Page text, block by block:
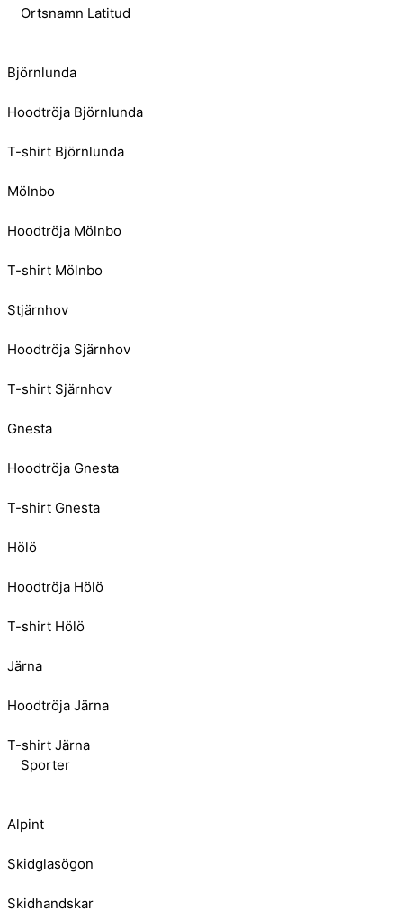
Ortsnamn Latitud
Björnlunda
Hoodtröja Björnlunda
T-shirt Björnlunda
Mölnbo
Hoodtröja Mölnbo
T-shirt Mölnbo
Stjärnhov
Hoodtröja Sjärnhov
T-shirt Sjärnhov
Gnesta
Hoodtröja Gnesta
T-shirt Gnesta
Hölö
Hoodtröja Hölö
T-shirt Hölö
Järna
Hoodtröja Järna
T-shirt Järna
Sporter
Alpint
Skidglasögon
Skidhandskar